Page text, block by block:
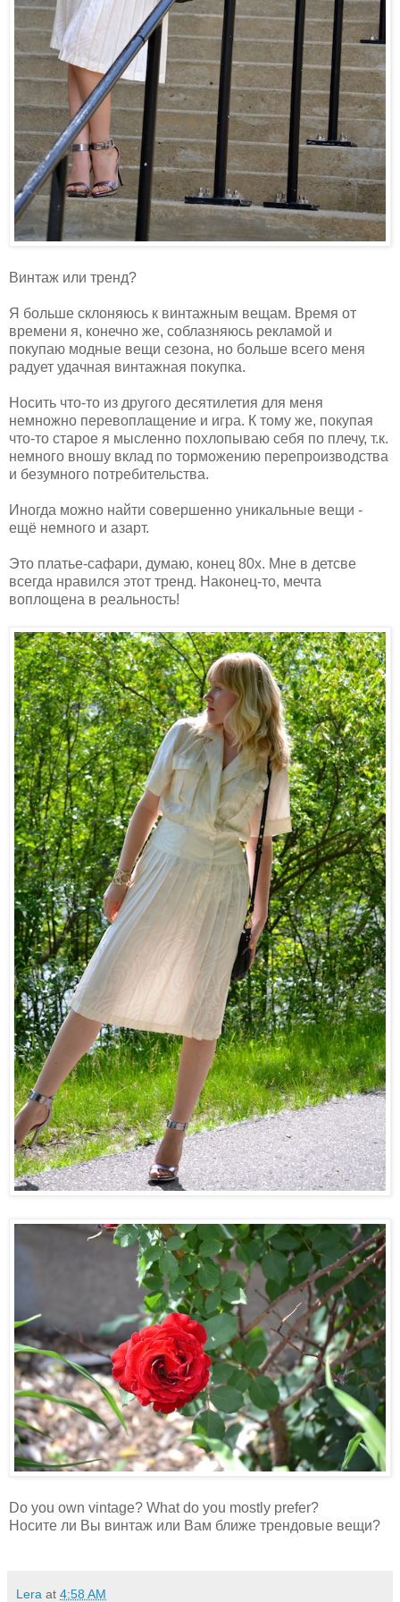
Винтаж или тренд?
Я больше склоняюсь к винтажным вещам. Время от
времени я, конечно же, соблазняюсь рекламой и
покупаю модные вещи сезона, но больше всего меня
радует удачная винтажная покупка.
Носить что-то из другого десятилетия для меня
немножно перевоплащение и игра. К тому же, покупая
что-то старое я мысленно похлопываю себя по плечу, т.к.
немного вношу вклад по торможению перепроизводства
и безумного потребительства.
Иногда можно найти совершенно уникальные вещи -
ещё немного и азарт.
Это платье-сафари, думаю, конец 80х. Мне в детсве
всегда нравился этот тренд. Наконец-то, мечта
воплощена в реальность!
Do you own vintage? What do you mostly prefer?
Носите ли Вы винтаж или Вам ближе трендовые вещи?
Lera at 4:58 AM